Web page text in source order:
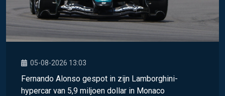
05-08-2026 13:03
Fernando Alonso gespot in zijn Lamborghini-
hypercar van 5,9 miljoen dollar in Monaco